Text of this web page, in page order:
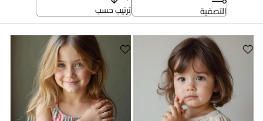
التصفية ترتيب حسب